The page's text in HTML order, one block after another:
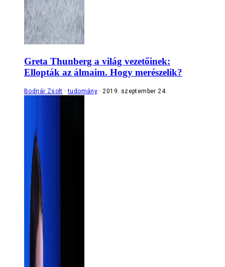
Greta Thunberg a világ vezetőinek:
Ellopták az álmaim. Hogy merészelik?
Bodnár Zsolt tudomány 2019. szeptember 24.